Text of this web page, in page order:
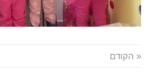
« הקודם